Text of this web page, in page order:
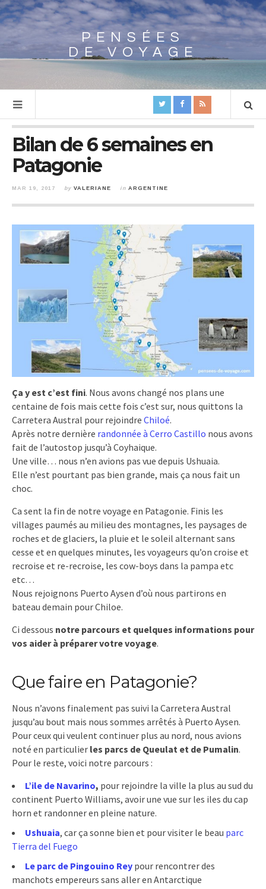
Array
PENSÉES
DE VOYAGE
Bilan de 6 semaines en
Patagonie
MAR 19, 2017 by VALERIANE in ARGENTINE
Ça y est c’est fini. Nous avons changé nos plans une
centaine de fois mais cette fois c’est sur, nous quittons la
Carretera Austral pour rejoindre Chiloé.
Après notre dernière randonnée à Cerro Castillo nous avons
fait de l’autostop jusqu’à Coyhaique.
Une ville… nous n’en avions pas vue depuis Ushuaia.
Elle n’est pourtant pas bien grande, mais ça nous fait un
choc.
Ca sent la fin de notre voyage en Patagonie. Finis les
villages paumés au milieu des montagnes, les paysages de
roches et de glaciers, la pluie et le soleil alternant sans
cesse et en quelques minutes, les voyageurs qu’on croise et
recroise et re-recroise, les cow-boys dans la pampa etc
etc…
Nous rejoignons Puerto Aysen d’où nous partirons en
bateau demain pour Chiloe.
Ci dessous notre parcours et quelques informations pour
vos aider à préparer votre voyage.
Que faire en Patagonie?
Nous n’avons finalement pas suivi la Carretera Austral
jusqu’au bout mais nous sommes arrêtés à Puerto Aysen.
Pour ceux qui veulent continuer plus au nord, nous avions
noté en particulier les parcs de Queulat et de Pumalin.
Pour le reste, voici notre parcours :
L’ile de Navarino, pour rejoindre la ville la plus au sud du
continent Puerto Williams, avoir une vue sur les iles du cap
horn et randonner en pleine nature.
Ushuaia, car ça sonne bien et pour visiter le beau parc
Tierra del Fuego
Le parc de Pingouino Rey pour rencontrer des
manchots empereurs sans aller en Antarctique